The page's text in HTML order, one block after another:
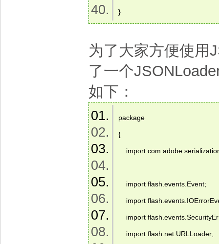
}
为了大家方便使用
了一个
如下：
package
{
import
import flash.events.Event;
import
import
import flash.net.URLLoader;